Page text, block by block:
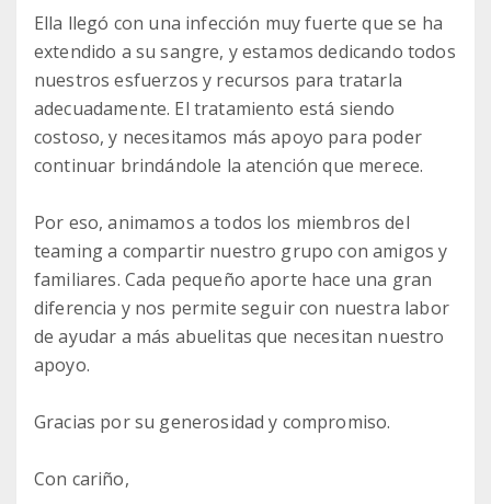
Ella llegó con una infección muy fuerte que se ha
extendido a su sangre, y estamos dedicando todos
nuestros esfuerzos y recursos para tratarla
adecuadamente. El tratamiento está siendo
costoso, y necesitamos más apoyo para poder
continuar brindándole la atención que merece.
Por eso, animamos a todos los miembros del
teaming a compartir nuestro grupo con amigos y
familiares. Cada pequeño aporte hace una gran
diferencia y nos permite seguir con nuestra labor
de ayudar a más abuelitas que necesitan nuestro
apoyo.
Gracias por su generosidad y compromiso.
Con cariño,